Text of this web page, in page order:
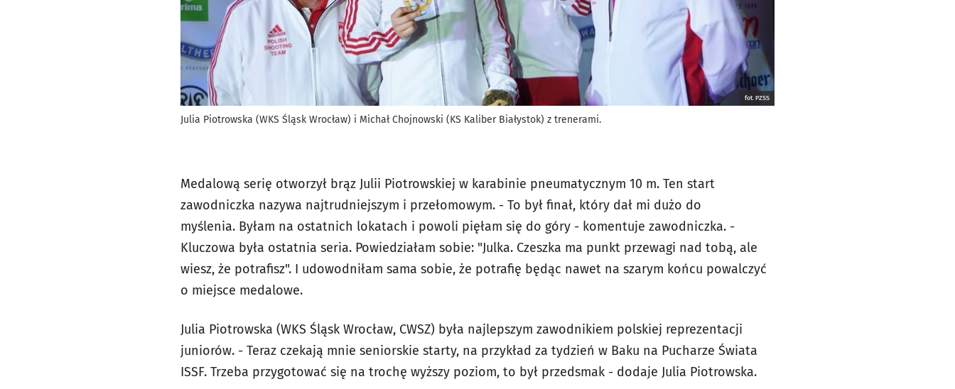
fot. PZSS
Julia Piotrowska (WKS Śląsk Wrocław) i Michał Chojnowski (KS Kaliber Białystok) z trenerami.
Medalową serię otworzył brąz Julii Piotrowskiej w karabinie pneumatycznym 10 m. Ten start
zawodniczka nazywa najtrudniejszym i przełomowym. - To był finał, który dał mi dużo do
myślenia. Byłam na ostatnich lokatach i powoli pięłam się do góry - komentuje zawodniczka. -
Kluczowa była ostatnia seria. Powiedziałam sobie: "Julka. Czeszka ma punkt przewagi nad tobą, ale
wiesz, że potrafisz". I udowodniłam sama sobie, że potrafię będąc nawet na szarym końcu powalczyć
o miejsce medalowe.
Julia Piotrowska (WKS Śląsk Wrocław, CWSZ) była najlepszym zawodnikiem polskiej reprezentacji
juniorów. - Teraz czekają mnie seniorskie starty, na przykład za tydzień w Baku na Pucharze Świata
ISSF. Trzeba przygotować się na trochę wyższy poziom, to był przedsmak - dodaje Julia Piotrowska.